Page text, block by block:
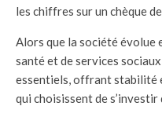
les chiffres sur un chèque de
Alors que la société évolue
santé et de services
essentiels, offrant stabilité
qui choisissent de